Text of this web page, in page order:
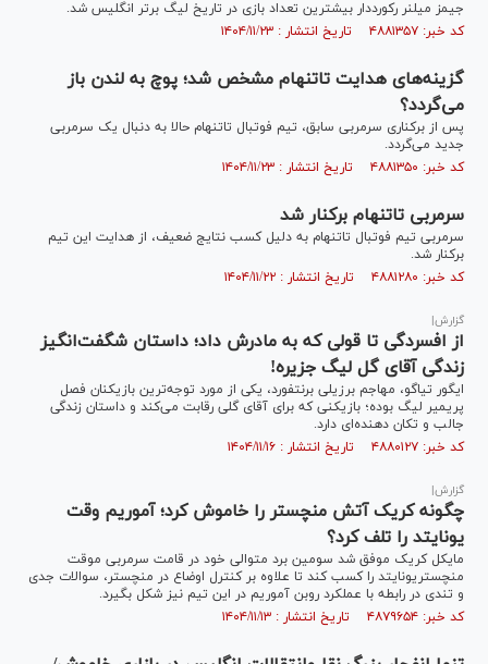
جیمز میلنر رکورددار بیشترین تعداد بازی در تاریخ لیگ برتر انگلیس شد.
کد خبر: ۴۸۸۱۳۵۷ تاریخ انتشار : ۱۴۰۴/۱۱/۲۳
گزینه‌های هدایت تاتنهام مشخص شد؛ پوچ به لندن باز
می‌گردد؟
پس از برکناری سرمربی سابق، تیم فوتبال تاتنهام حالا به دنبال یک سرمربی
جدید می‌گردد.
کد خبر: ۴۸۸۱۳۵۰ تاریخ انتشار : ۱۴۰۴/۱۱/۲۳
سرمربی تاتنهام برکنار شد
سرمربی تیم فوتبال تاتنهام به دلیل کسب نتایج ضعیف، از هدایت این تیم
برکنار شد.
کد خبر: ۴۸۸۱۲۸۰ تاریخ انتشار : ۱۴۰۴/۱۱/۲۲
گزارش|
از افسردگی تا قولی که به مادرش داد؛ داستان شگفت‌انگیز
زندگی آقای گل لیگ جزیره!
ایگور تیاگو، مهاجم برزیلی برنتفورد، یکی از مورد توجه‌ترین بازیکنان فصل
پریمیر لیگ بوده؛ بازیکنی که برای آقای گلی رقابت می‌کند و داستان زندگی
جالب و تکان دهنده‌ای دارد.
کد خبر: ۴۸۸۰۱۲۷ تاریخ انتشار : ۱۴۰۴/۱۱/۱۶
گزارش|
چگونه کریک آتش منچستر را خاموش کرد؛ آموریم وقت
یونایتد را تلف کرد؟
مایکل کریک موفق شد سومین برد متوالی خود در قامت سرمربی موقت
منچستریونایتد را کسب کند تا علاوه بر کنترل اوضاع در منچستر، سوالات جدی
و تندی در رابطه با عملکرد روبن آموریم در این تیم نیز شکل بگیرد.
کد خبر: ۴۸۷۹۶۵۴ تاریخ انتشار : ۱۴۰۴/۱۱/۱۳